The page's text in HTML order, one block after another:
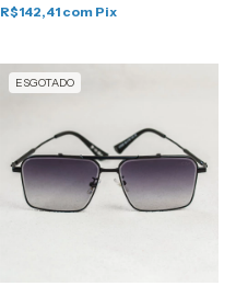
R$142,41 com Pix
ESGOTADO